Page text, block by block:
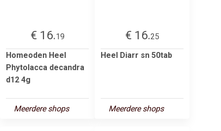
€ 16.19
Homeoden Heel
Phytolacca decandra
d12 4g
Meerdere shops
€ 16.25
Heel Diarr sn 50tab
Meerdere shops